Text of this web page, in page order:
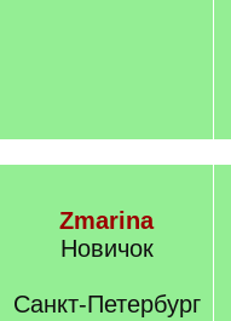
Zmarina
Новичок
Санкт-Петербург